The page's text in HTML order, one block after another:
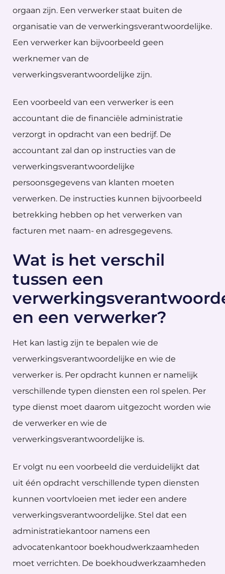
orgaan zijn. Een verwerker staat buiten de
organisatie van de verwerkingsverantwoordelijke.
Een verwerker kan bijvoorbeeld geen
werknemer van de
verwerkingsverantwoordelijke zijn.
Een voorbeeld van een verwerker is een
accountant die de financiële administratie
verzorgt in opdracht van een bedrijf. De
accountant zal dan op instructies van de
verwerkingsverantwoordelijke
persoonsgegevens van klanten moeten
verwerken. De instructies kunnen bijvoorbeeld
betrekking hebben op het verwerken van
facturen met naam- en adresgegevens.
Wat is het verschil
tussen een
en een verwerker?
Het kan lastig zijn te bepalen wie de
verwerkingsverantwoordelijke en wie de
verwerker is. Per opdracht kunnen er namelijk
verschillende typen diensten een rol spelen. Per
type dienst moet daarom uitgezocht worden wie
de verwerker en wie de
verwerkingsverantwoordelijke is.
Er volgt nu een voorbeeld die verduidelijkt dat
uit één opdracht verschillende typen diensten
kunnen voortvloeien met ieder een andere
verwerkingsverantwoordelijke. Stel dat een
administratiekantoor namens een
advocatenkantoor boekhoudwerkzaamheden
moet verrichten. De boekhoudwerkzaamheden